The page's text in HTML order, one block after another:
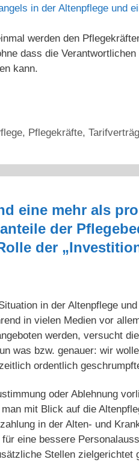
in der Altenpflege und
werden den
dass die
kann.
, Pflegekräfte,
eine mehr als
der
der
in der Altenpflege
in vielen Medien vor
werden, versucht
was bzw. genauer: wir
ordentlich
oder Ablehnung
mit Blick auf die
in der Alten- und
eine bessere
Stellen zielgerichtet